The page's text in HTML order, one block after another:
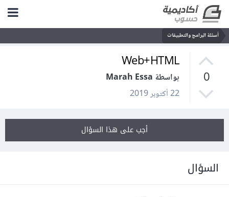
أسئلة البرامج والتطبيقات
0
Web+HTML
بواسطة Marah Essa
22 أكتوبر 2019
أجب على هذا السؤال
السؤال